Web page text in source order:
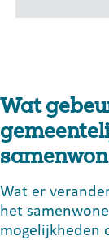
Wat
Wat er
het
mogelijkheden